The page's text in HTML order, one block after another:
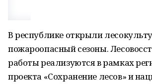
В республике открыли
пожароопасный сезоны.
работы реализуются в рамках
проекта «Сохранение лесов» и